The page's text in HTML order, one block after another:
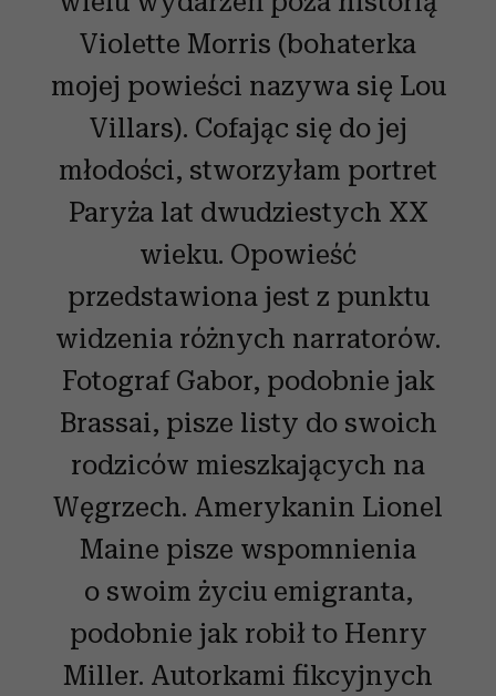
Violette Morris (bohaterka
mojej powieści nazywa się Lou
Villars). Cofając się do jej
młodości, stworzyłam portret
Paryża lat dwudziestych XX
wieku. Opowieść
przedstawiona jest z punktu
widzenia różnych narratorów.
Fotograf Gabor, podobnie jak
Brassai, pisze listy do swoich
rodziców mieszkających na
Węgrzech. Amerykanin Lionel
Maine pisze wspomnienia
o swoim życiu emigranta,
podobnie jak robił to Henry
Miller. Autorkami fikcyjnych